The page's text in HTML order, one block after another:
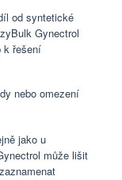
od syntetické
Gynectrol
k řešení
nebo omezení
jako u
může lišit